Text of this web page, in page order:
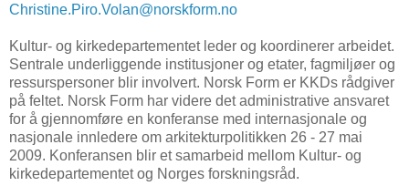
Christine.Piro.Volan@norskform.no
Kultur- og kirkedepartementet leder og koordinerer arbeidet.
Sentrale underliggende institusjoner og etater, fagmiljøer og
ressurspersoner blir involvert. Norsk Form er KKDs rådgiver
på feltet. Norsk Form har videre det administrative ansvaret
for å gjennomføre en konferanse med internasjonale og
nasjonale innledere om arkitekturpolitikken 26 - 27 mai
2009. Konferansen blir et samarbeid mellom Kultur- og
kirkedepartementet og Norges forskningsråd.